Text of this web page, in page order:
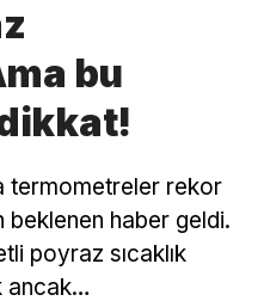
bu
termometreler rekor
beklenen haber geldi.
poyraz sıcaklık
ancak…